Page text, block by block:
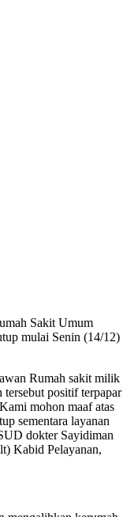
Sakit Umum
mulai Senin (14/12)
Rumah sakit milik
tersebut positif terpapar
mohon maaf atas
sementara layanan
dokter Sayidiman
Kabid Pelayanan,